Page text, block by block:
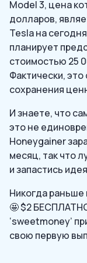
Model 3, цена
долларов,
Tesla на
планирует
стоимостью 25
Фактически,
сохранения
И знаете, что
это не
Honeygainer
месяц, так что
и запастись
Никогда
🤩 $2
‘sweetmoney’
свою первую